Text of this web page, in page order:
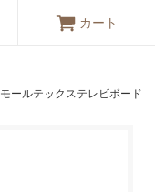
カート
モールテックステレビボード